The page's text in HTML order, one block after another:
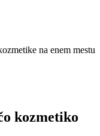
kozmetiko